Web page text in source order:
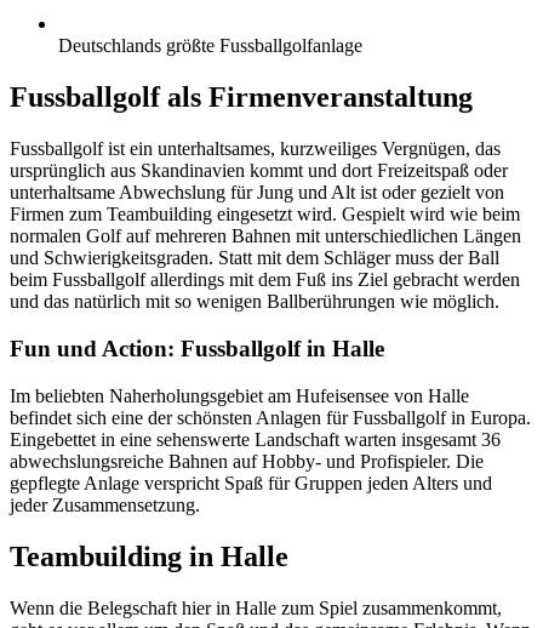
Deutschlands größte Fussballgolfanlage
Fussballgolf als Firmenveranstaltung
Fussballgolf ist ein unterhaltsames, kurzweiliges Vergnügen, das
ursprünglich aus Skandinavien kommt und dort Freizeitspaß oder
unterhaltsame Abwechslung für Jung und Alt ist oder gezielt von
Firmen zum Teambuilding eingesetzt wird. Gespielt wird wie beim
normalen Golf auf mehreren Bahnen mit unterschiedlichen Längen
und Schwierigkeitsgraden. Statt mit dem Schläger muss der Ball
beim Fussballgolf allerdings mit dem Fuß ins Ziel gebracht werden
und das natürlich mit so wenigen Ballberührungen wie möglich.
Fun und Action: Fussballgolf in Halle
Im beliebten Naherholungsgebiet am Hufeisensee von Halle
befindet sich eine der schönsten Anlagen für Fussballgolf in Europa.
Eingebettet in eine sehenswerte Landschaft warten insgesamt 36
abwechslungsreiche Bahnen auf Hobby- und Profispieler. Die
gepflegte Anlage verspricht Spaß für Gruppen jeden Alters und
jeder Zusammensetzung.
Teambuilding in Halle
Wenn die Belegschaft hier in Halle zum Spiel zusammenkommt,